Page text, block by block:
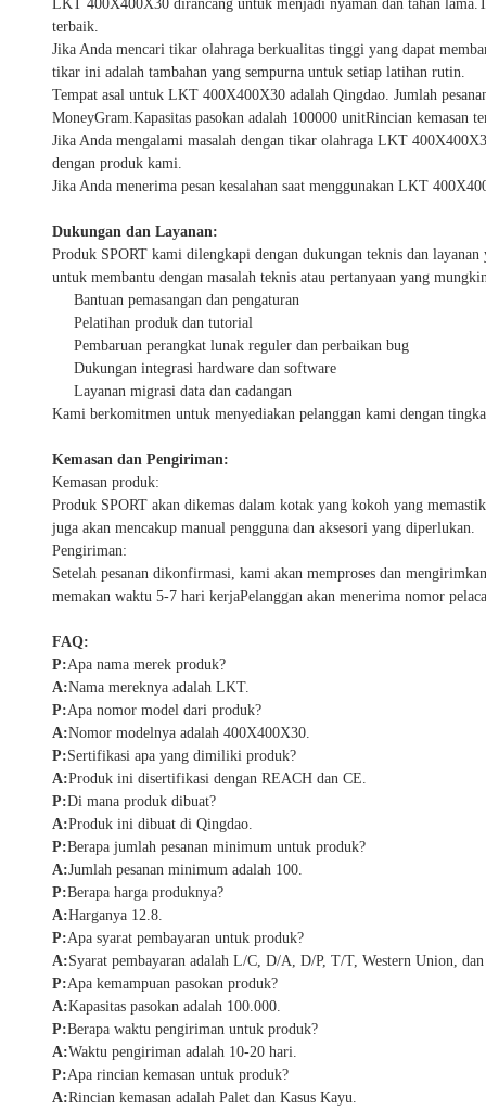
LKT 400X400X30 dirancang untuk menjadi nyaman dan tahan
terbaik.
Jika Anda mencari tikar olahraga berkualitas tinggi yang dapat
tikar ini adalah tambahan yang sempurna untuk setiap latihan rutin.
Tempat asal untuk LKT 400X400X30 adalah Qingdao. Jumlah
MoneyGram.Kapasitas pasokan adalah 100000 unitRincian kemasan
Jika Anda mengalami masalah dengan tikar olahraga LKT
dengan produk kami.
Jika Anda menerima pesan kesalahan saat menggunakan LKT
Dukungan dan Layanan:
Produk SPORT kami dilengkapi dengan dukungan teknis dan
untuk membantu dengan masalah teknis atau pertanyaan yang
Bantuan pemasangan dan pengaturan
Pelatihan produk dan tutorial
Pembaruan perangkat lunak reguler dan perbaikan bug
Dukungan integrasi hardware dan software
Layanan migrasi data dan cadangan
Kami berkomitmen untuk menyediakan pelanggan kami dengan
Kemasan dan Pengiriman:
Kemasan produk:
Produk SPORT akan dikemas dalam kotak yang kokoh yang
juga akan mencakup manual pengguna dan aksesori yang diperlukan.
Pengiriman:
Setelah pesanan dikonfirmasi, kami akan memproses dan
memakan waktu 5-7 hari kerjaPelanggan akan menerima nomor
FAQ:
P:Apa nama merek produk?
A:Nama mereknya adalah LKT.
P:Apa nomor model dari produk?
A:Nomor modelnya adalah 400X400X30.
P:Sertifikasi apa yang dimiliki produk?
A:Produk ini disertifikasi dengan REACH dan CE.
P:Di mana produk dibuat?
A:Produk ini dibuat di Qingdao.
P:Berapa jumlah pesanan minimum untuk produk?
A:Jumlah pesanan minimum adalah 100.
P:Berapa harga produknya?
A:Harganya 12.8.
P:Apa syarat pembayaran untuk produk?
A:Syarat pembayaran adalah L/C, D/A, D/P, T/T, Western Union,
P:Apa kemampuan pasokan produk?
A:Kapasitas pasokan adalah 100.000.
P:Berapa waktu pengiriman untuk produk?
A:Waktu pengiriman adalah 10-20 hari.
P:Apa rincian kemasan untuk produk?
A:Rincian kemasan adalah Palet dan Kasus Kayu.